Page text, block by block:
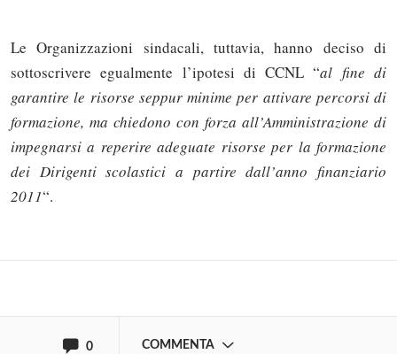
Le Organizzazioni sindacali, tuttavia, hanno deciso di
sottoscrivere egualmente l’ipotesi di CCNL “al fine di
garantire le risorse seppur minime per attivare percorsi di
formazione, ma chiedono con forza all’Amministrazione di
impegnarsi a reperire adeguate risorse per la formazione
dei Dirigenti scolastici a partire dall’anno finanziario
2011“.
0 COMMENTA
Solo gli utenti registrati possono
commentare!